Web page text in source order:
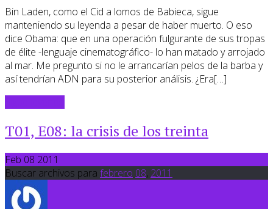
Bin Laden, como el Cid a lomos de Babieca, sigue
manteniendo su leyenda a pesar de haber muerto. O eso
dice Obama: que en una operación fulgurante de sus tropas
de élite -lenguaje cinematográfico- lo han matado y arrojado
al mar. Me pregunto si no le arrancarían pelos de la barba y
así tendrían ADN para su posterior análisis. ¿Era[…]
T01, E08: la crisis de los treinta
Feb 08 2011
Buscar archivos para febrero 08, 2011